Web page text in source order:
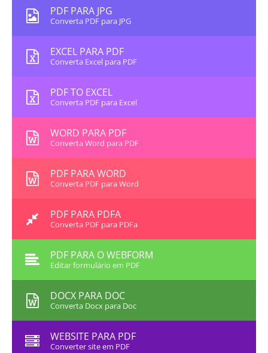
PDF PARA JPG
Converta PDF para JPG
EXCEL PARA PDF
Converta Excel para PDF
PDF TO EXCEL
Converta PDF para Excel
WORD PARA PDF
Converta Word para PDF
PDF PARA WORD
Converta PDF para Word
PDF PARA PDFA
Converta PDF para PDFa
PDF PARA O WEBFORM
Editar formulário em PDF
DOCX PARA DOC
Converta Docx para Doc
WEBSITE PARA PDF
Converter site em PDF